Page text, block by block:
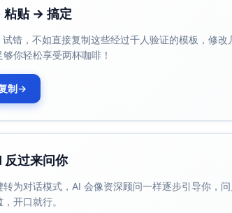
分桶（如0、1、2、3–5、6–10、>10）或使用样
递归衰减频次（adstock），例如以天为单位的指数
显式建模第k次曝光的边际增益（k-th impression
、频次×创意、频次×受众段（如LTV分层、历史活
散时间风险模型，处理转化前的重复曝光与删失，
采用GPS（广义倾向得分）或DR 估计。
贴 → 搞定
错，不如直接复制这些经过千人验证的模板，修
你轻松享受两杯咖啡！
制→
反过来问你
为对话模式，AI 会像资深顾问一样逐步引导你，
开口就行。